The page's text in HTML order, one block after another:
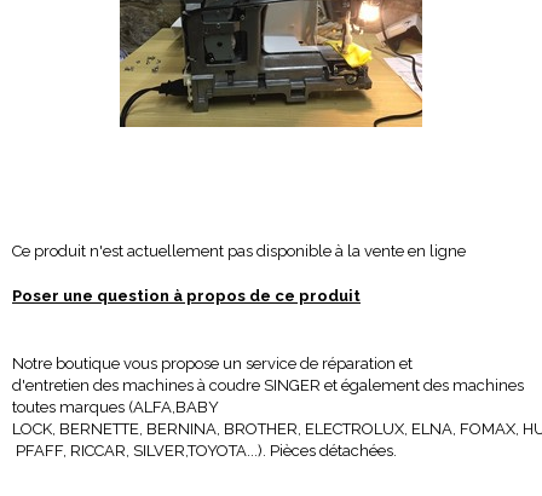
Ce produit n'est actuellement pas disponible à la vente en ligne
Poser une question à propos de ce produit
Notre boutique vous propose un service de réparation et
d'entretien des machines à coudre SINGER et également des machines
toutes marques (ALFA,BABY
LOCK, BERNETTE, BERNINA, BROTHER, ELECTROLUX, ELNA, FOMAX,
PFAFF, RICCAR, SILVER,TOYOTA...). Pièces détachées.